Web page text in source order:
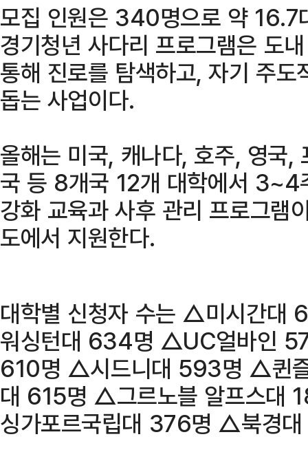
모집 인원은 340명으로 약 16.7
경기청년 사다리 프로그램은 도
통해 진로를 탐색하고, 자기 주
돕는 사업이다.
올해는 미국, 캐나다, 호주, 영국,
국 등 8개국 12개 대학에서 3~4
강화 교육과 사후 관리 프로그램
도에서 지원한다.
대학별 신청자 수는 △미시간
워싱턴대 634명 △UC얼바인
610명 △시드니대 593명 △퀸
대 615명 △그르노블 알프스
싱가포르국립대 376명 △북경